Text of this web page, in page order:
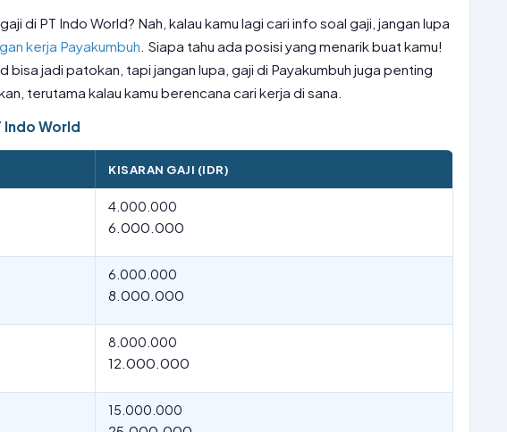
di PT Indo World? Nah, kalau kamu lagi cari info soal gaji, jangan lupa
kerja Payakumbuh . Siapa tahu ada posisi yang menarik buat kamu!
bisa jadi patokan, tapi jangan lupa, gaji di Payakumbuh juga penting
terutama kalau kamu berencana cari kerja di sana.
Indo World
KISARAN GAJI (IDR)
4.000.000
6.000.000
6.000.000
8.000.000
8.000.000
12.000.000
15.000.000